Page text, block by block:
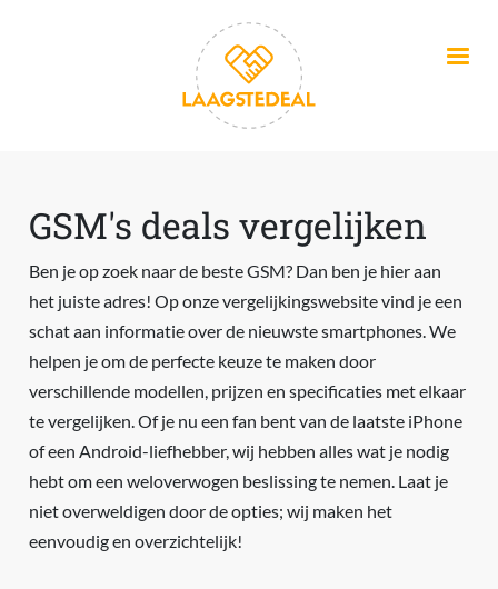
GSM's deals vergelijken
Ben je op zoek naar de beste GSM? Dan ben je hier aan
het juiste adres! Op onze vergelijkingswebsite vind je een
schat aan informatie over de nieuwste smartphones. We
helpen je om de perfecte keuze te maken door
verschillende modellen, prijzen en specificaties met elkaar
te vergelijken. Of je nu een fan bent van de laatste iPhone
of een Android-liefhebber, wij hebben alles wat je nodig
hebt om een weloverwogen beslissing te nemen. Laat je
niet overweldigen door de opties; wij maken het
eenvoudig en overzichtelijk!